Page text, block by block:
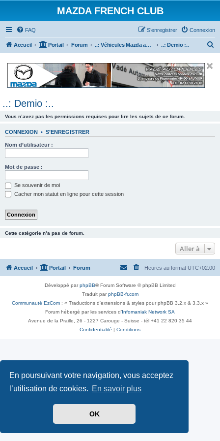
En poursuivant votre navigation, vous acceptez
l’utilisation de cookies. En savoir plus
OK
MAZDA FRENCH CLUB
FAQ Connexion
S’enregistrer
Accueil Portail Forum ..: Véhicules Mazda ancien (<2003) :.. ..: Demio :..
e
..: Demio :..
Vous n’avez pas les permissions requises pour lire les sujets de ce forum.
CONNEXION • S’ENREGISTRER
Nom d’utilisateur :
Mot de passe :
Se souvenir de moi
Cacher mon statut en ligne pour cette session
Cette catégorie n’a pas de forum.
Aller à
Accueil Portail Forum Heures au format UTC+02:00
Développé parphpBB® Forum Software © phpBB Limited
Traduit parphpBB-fr.com
Communauté EzCom : « Traductions d'extensions & styles pour phpBB 3.2.x & 3.3.x »
Forum hébergé par les services d’ Infomaniak Network SA
Avenue de la Praille, 26 - 1227 Carouge - Suisse - tél +41 22 820 35 44
Confidentialité
Conditions